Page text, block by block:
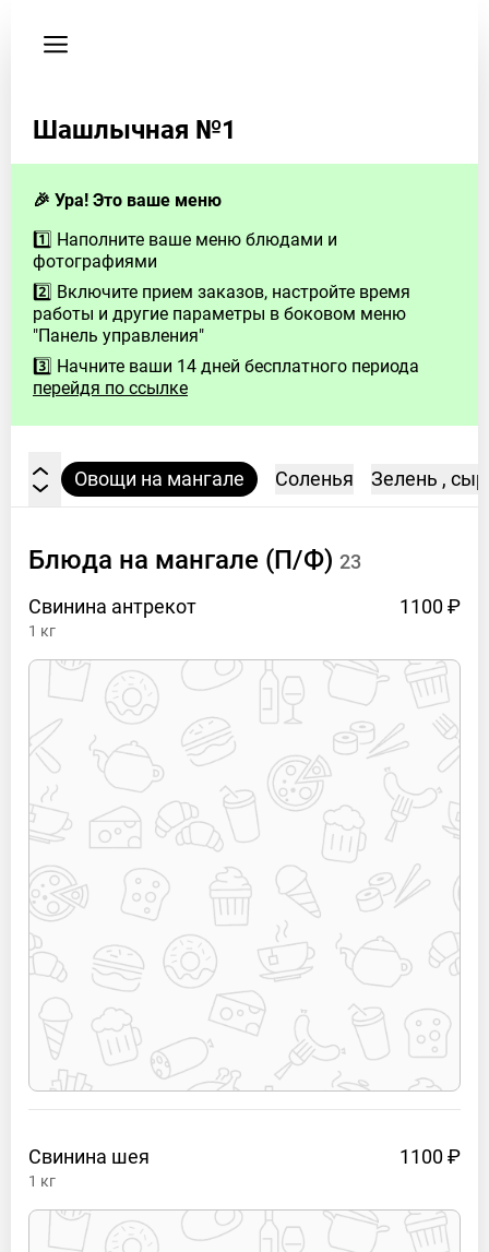
соглашение
89283521048
Шашлычная №1
🎉 Ура! Это ваше меню
1️⃣ Наполните ваше меню блюдами и
фотографиями
2️⃣ Включите прием заказов, настройте время
работы и другие параметры в боковом меню
"Панель управления"
3️⃣ Начните ваши 14 дней бесплатного периода
перейдя по ссылке
на мангале (П/Ф) Овощи на мангале Соленья Зелень , сыр
Блюда на мангале (П/Ф) 23
Свинина антрекот 1100 ₽
1 кг
Свинина шея 1100 ₽
1 кг